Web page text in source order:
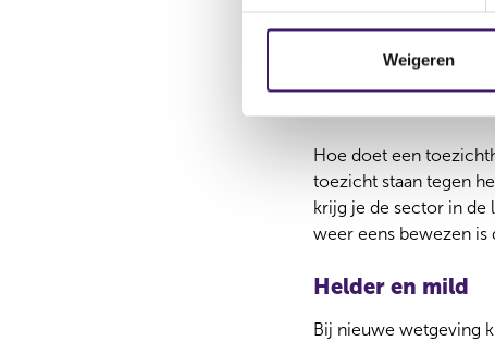
i
Weigeren
genodigden die hun
fight, flight, freeze
zijn er nog altijd de
Hoe doet een
toezicht staan tegen
krijg je de sector in de
weer eens bewezen is
Helder en mild
Bij nieuwe wetgeving